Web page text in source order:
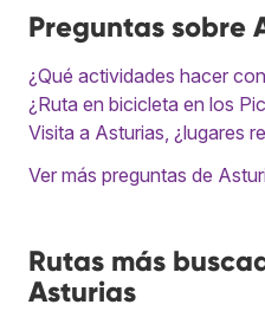
Preguntas sobre
¿Qué actividades hacer
¿Ruta en bicicleta en los
Visita a Asturias, ¿lugares
Ver más preguntas de
Rutas más
Asturias